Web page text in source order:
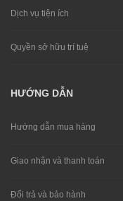
Dịch vụ tiện ích
Quyền sở hữu trí tuệ
HƯỚNG DẪN
Hướng dẫn mua hàng
Giao nhận và thanh toán
Đổi trả và bảo hành